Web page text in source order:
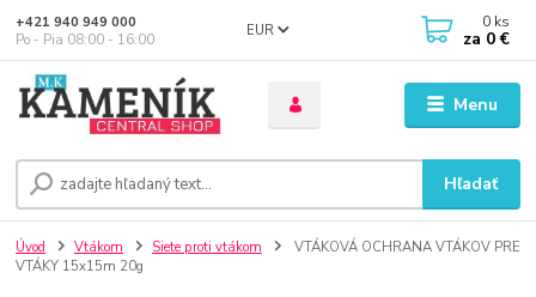
Menu
EUR
Hľadať
+421 940 949 000
Po - Pia 08:00 - 16:00
0 ks
za 0 €
Úvod Vtákom Siete proti vtákom
VTÁKOVÁ OCHRANA VTÁKOV PRE
VTÁKY 15x15m 20g